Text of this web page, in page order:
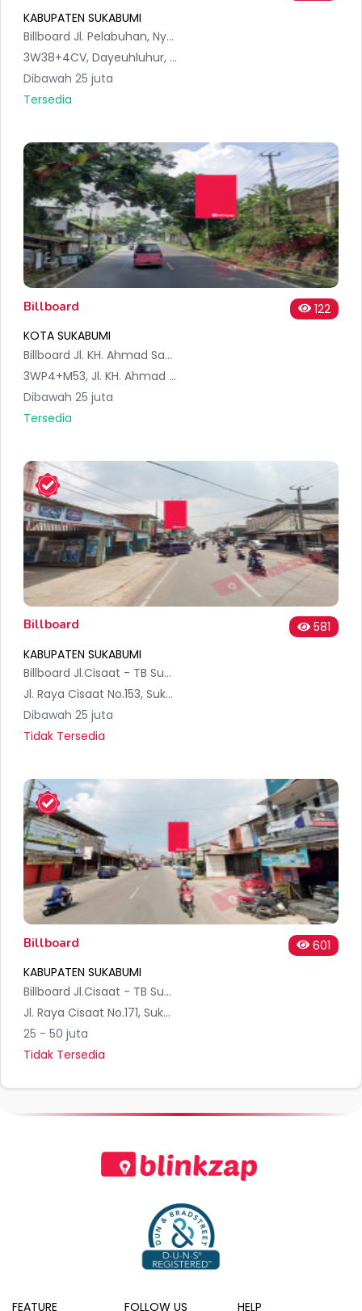
KABUPATEN SUKABUMI
Billboard Jl. Pelabuhan, Nyomplong, Warudoyong, Dayeuhluhur, Sukabumi 2mk
3W38+4CV, Dayeuhluhur, Warudoyong, Sukabumi City, West Java, Indonesia
Dibawah 25 juta
Tersedia
Billboard
122
KOTA SUKABUMI
Billboard Jl. KH. Ahmad Sanusi, Sukakarya, Kec. Warudoyong, Sukabumi 1mk
3WP4+M53, Jl. KH. Ahmad Sanusi, Sukakarya, Kec. Warudoyong, Kota Sukabumi, Jawa Barat 43135, Indonesia
Dibawah 25 juta
Tersedia
Billboard
581
KABUPATEN SUKABUMI
Billboard Jl.Cisaat - TB Sumber Megah Sukabumi
Jl. Raya Cisaat No.153, Sukamanah, Kec. Cisaat, Kabupaten Sukabumi, Jawa Barat 43152, Indonesia
Dibawah 25 juta
Tidak Tersedia
Billboard
601
KABUPATEN SUKABUMI
Billboard Jl.Cisaat - TB Sumber Megah A Sukabumi
Jl. Raya Cisaat No.171, Sukamanah, Kec. Cisaat, Kabupaten Sukabumi, Jawa Barat 43152, Indonesia
25 - 50 juta
Tidak Tersedia
FEATURE FOLLOW US HELP